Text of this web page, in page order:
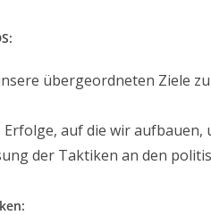
übergeordneten Ziele
auf die wir aufbauen,
der Taktiken an den